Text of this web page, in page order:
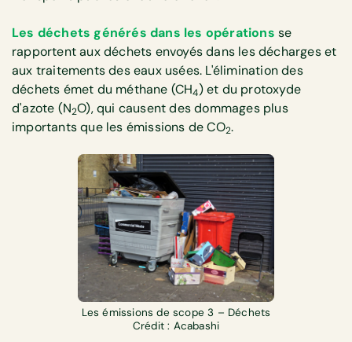
Les déchets générés dans les opérations se
rapportent aux déchets envoyés dans les décharges et
aux traitements des eaux usées. L'élimination des
déchets émet du méthane (CH4) et du protoxyde
d'azote (N2O), qui causent des dommages plus
importants que les émissions de CO2.
Les émissions de scope 3 – Déchets
Crédit : Acabashi